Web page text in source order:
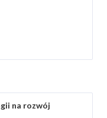
na rozwój